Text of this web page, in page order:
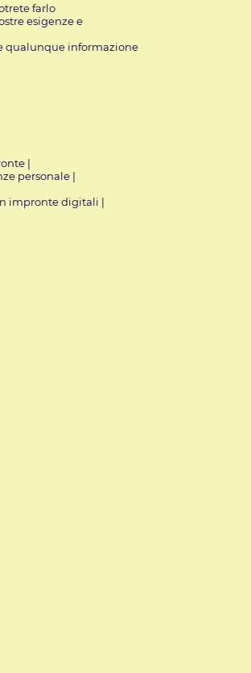
farlo
esigenze e
qualunque informazione
|
personale |
impronte digitali |